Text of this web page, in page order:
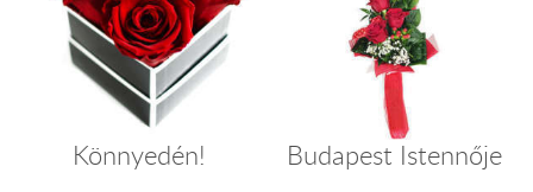
Könnyedén! Budapest Istennője